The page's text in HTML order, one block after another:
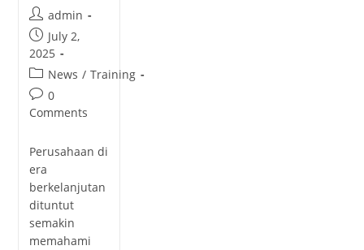
admin
July 2,
2025
News / Training
0
Comments
Perusahaan di
era
berkelanjutan
dituntut
semakin
memahami